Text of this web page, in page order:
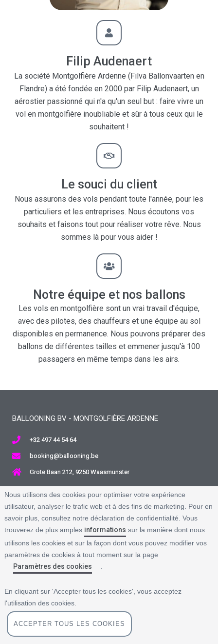
Filip Audenaert
La société Montgolfière Ardenne (Filva Ballonvaarten en
Flandre) a été fondée en 2000 par Filip Audenaert, un
aérostier passionné qui n'a qu'un seul but : faire vivre un
vol en montgolfière inoubliable et sûr à tous ceux qui le
souhaitent !
Le souci du client
Nous assurons des vols pendant toute l'année, pour les
particuliers et les entreprises. Nous écoutons vos
souhaits et faisons tout pour réaliser votre rêve. Nous
sommes là pour vous aider !
Notre équipe et nos ballons
Les vols en montgolfière sont un vrai travail d'équipe,
avec des pilotes, des chauffeurs et une équipe au sol
disponibles en permanence. Nous pouvons préparer des
ballons de différentes tailles et emmener jusqu'à 100
passagers en même temps dans les airs.
BALLOONING BV - MONTGOLFIÈRE ARDENNE
+32 497 44 54 64
booking@ballooning.be
Grote Baan 212, 9250 Waasmunster
À propos de nous
Offre et prix
Sitemap
FAQ
VOL RÉGIONS
FLANDRES
Anvers
Gand
Saint-Nicolas
Tirlemont
Houffalize-Achouffe
Vielsalm
Arlon
Nous utilisons des cookiespour optimiser votre expérience
utilisateur, analyser le trafic web et à des fins de marketing. Pour en
savoir plus, consultez notre déclaration de confidentialité. Vous
trouverez de plus amples informations sur la manière dont nous
utilisons les cookies et sur la façon dont vous pouvez modifier vos
paramètres de cookies à tout moment sur la page
Paramètres des cookies
En cliquant sur 'Accepter tous les cookies', vous acceptez
l'utilisation des cookies.
ACCEPTER TOUS LES COOKIES